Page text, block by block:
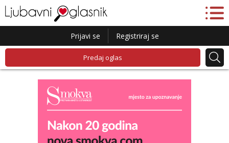
Prijavi se Registriraj se
Predaj oglas